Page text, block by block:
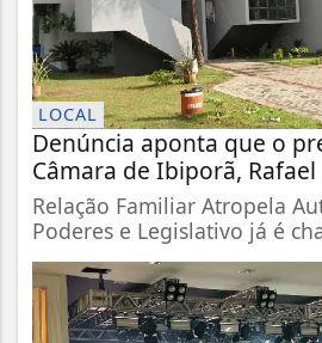
LOCAL
Denúncia aponta que o
Câmara de Ibiporã, Rafael
Relação Familiar Atropela
Poderes e Legislativo já é